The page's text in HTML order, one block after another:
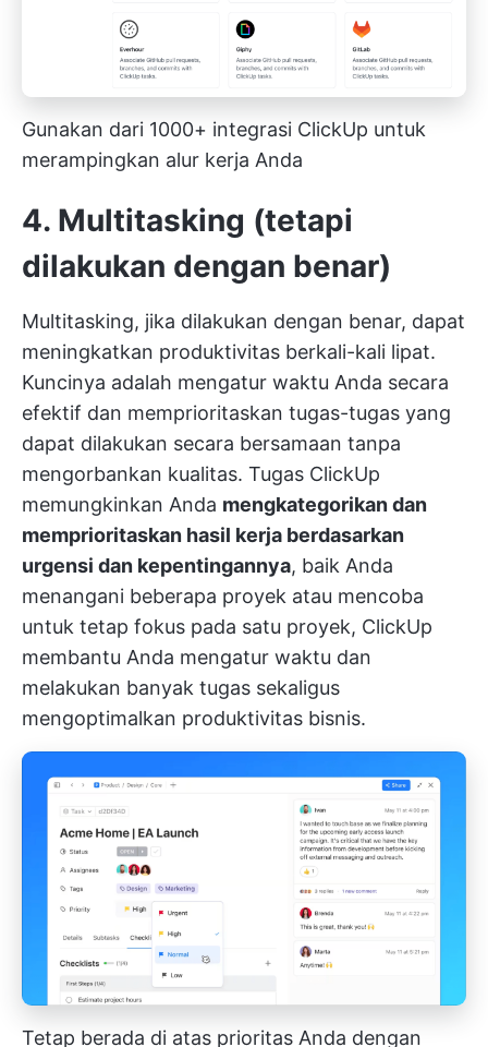
Gunakan dari 1000+ integrasi ClickUp untuk
merampingkan alur kerja Anda
4. Multitasking (tetapi
dilakukan dengan benar)
Multitasking, jika dilakukan dengan benar, dapat
meningkatkan produktivitas berkali-kali lipat.
Kuncinya adalah mengatur waktu Anda secara
efektif dan memprioritaskan tugas-tugas yang
dapat dilakukan secara bersamaan tanpa
mengorbankan kualitas. Tugas ClickUp
memungkinkan Anda mengkategorikan dan
memprioritaskan hasil kerja berdasarkan
urgensi dan kepentingannya, baik Anda
menangani beberapa proyek atau mencoba
untuk tetap fokus pada satu proyek, ClickUp
membantu Anda mengatur waktu dan
melakukan banyak tugas sekaligus
mengoptimalkan produktivitas bisnis.
Tetap berada di atas prioritas Anda dengan